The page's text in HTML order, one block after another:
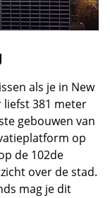
als je in New
liefst 381 meter
gebouwen van
op
de 102de
over de stad.
mag je dit